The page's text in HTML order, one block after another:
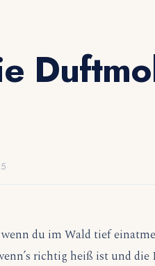
du im Wald tief
richtig heiß ist und